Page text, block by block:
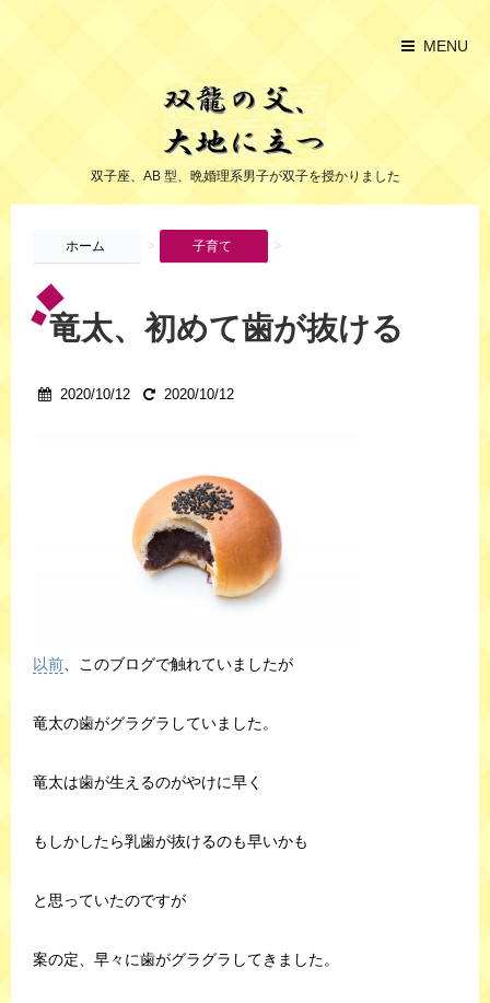
MENU
双子座、AB 型、晩婚理系男子が双子を授かりました
ホーム > 子育て >
竜太、初めて歯が抜ける
2020/10/12 2020/10/12
以前 、このブログで触れていましたが
竜太の歯がグラグラしていました。
竜太は歯が生えるのがやけに早く
もしかしたら乳歯が抜けるのも早いかも
と思っていたのですが
案の定、早々に歯がグラグラしてきました。